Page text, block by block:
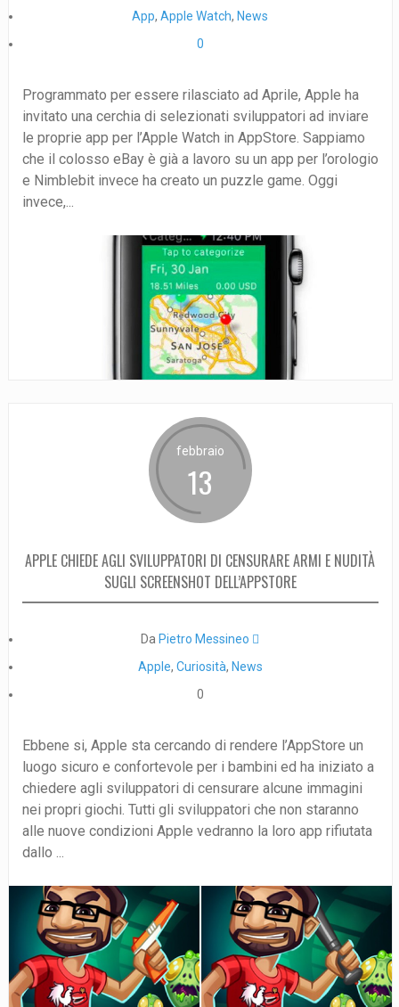
App,Apple Watch, News
0
Programmato per essere rilasciato ad Aprile, Apple ha
invitato una cerchia di selezionati sviluppatori ad inviare
le proprie app per l’Apple Watch in AppStore. Sappiamo
che il colosso eBay è già a lavoro su un app per l’orologio
e Nimblebit invece ha creato un puzzle game. Oggi
invece,...
febbraio
13
APPLE CHIEDE AGLI SVILUPPATORI DI CENSURARE ARMI E NUDITÀ
SUGLI SCREENSHOT DELL’APPSTORE
DaPietro Messineo 
Apple, Curiosità, News
0
Ebbene si, Apple sta cercando di rendere l’AppStore un
luogo sicuro e confortevole per i bambini ed ha iniziato a
chiedere agli sviluppatori di censurare alcune immagini
nei propri giochi. Tutti gli sviluppatori che non staranno
alle nuove condizioni Apple vedranno la loro app rifiutata
dallo ...